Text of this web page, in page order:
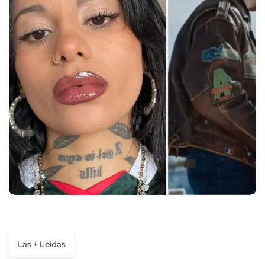
Las + Leídas